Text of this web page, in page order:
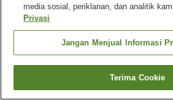
Wi-Fi
Sauna
Makan pribadi
Beranda Jepang Kagoshima
Kota
Ibusuki Shusuien
Cari kamar
media sosial, periklanan, dan analitik
Privasi
Jangan Menjual Informasi
Terima Cookie